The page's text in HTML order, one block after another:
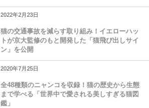
2022年2月23日
猫の交通事故を減らす取り組み！イエローハッ
トが京大監修のもと開発した「猫飛び出しサイ
ン」を公開
2020年7月25日
全48種類のニャンコを収録！猫の歴史から生態
まで学べる「世界中で愛される美しすぎる猫図
鑑」